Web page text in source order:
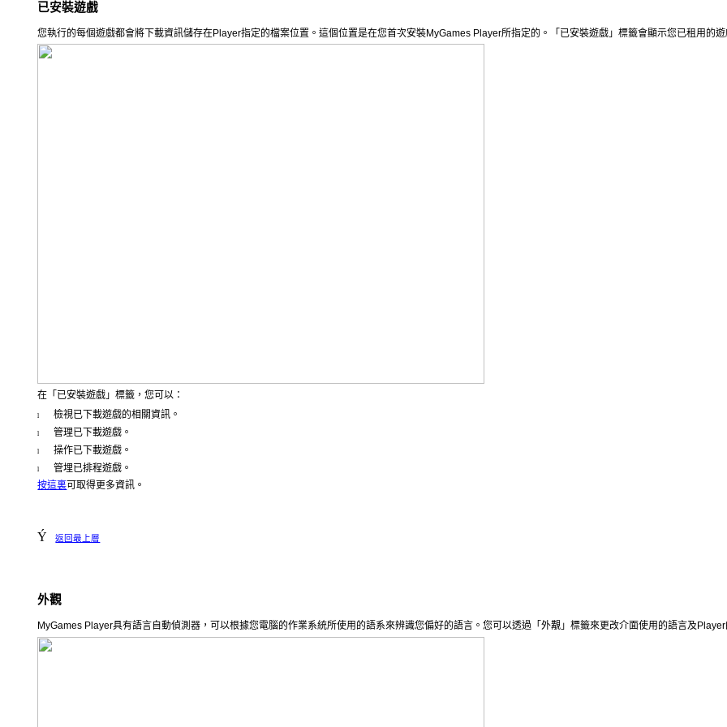
已安裝遊戲
您執行的每個遊戲都會將下載資訊儲存在Player指定的檔案位置。這個位置是在您首次安裝MyGames Player所指定的。「已安裝遊戲」標籤會顯示您已租用的遊
在「已安裝遊戲」標籤，您可以：
l 檢視已下載遊戲的相關資訊。
l 管理已下載遊戲。
l 操作已下載遊戲。
l
管埋已排程遊戲。
按這裏可取得更多資訊。
Ý 返回最上層
外觀
MyGames Player具有語言自動偵測器，可以根據您電腦的作業系統所使用的語系來辨識您偏好的語言。您可以透過「外覯」標籤來更改介面使用的語言及 Player